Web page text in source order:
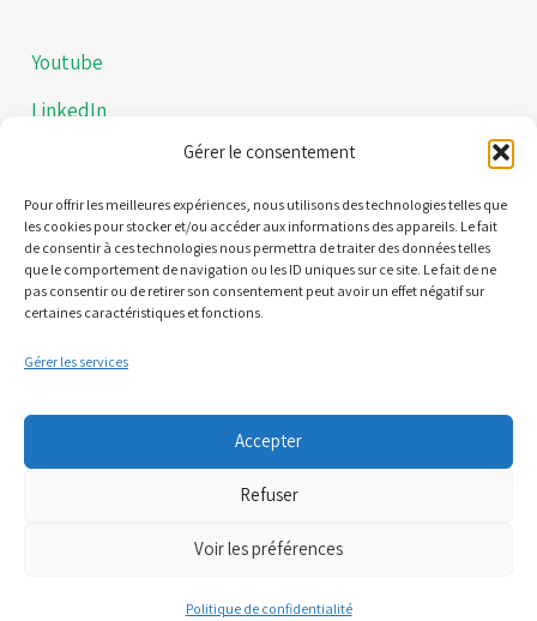
Gérer le consentement
Pour offrir les meilleures expériences, nous utilisons des technologies telles que
les cookies pour stocker et/ou accéder aux informations des appareils. Le fait
de consentir à ces technologies nous permettra de traiter des données telles
que le comportement de navigation ou les ID uniques sur ce site. Le fait de ne
pas consentir ou de retirer son consentement peut avoir un effet négatif sur
certaines caractéristiques et fonctions.
Gérer les services
Accepter
Refuser
Voir les préférences
Politique de confidentialité
Youtube
LinkedIn
Politiques de confidentialités
Mentions légales
(Nous ne sommes pas une plateforme de RDV)